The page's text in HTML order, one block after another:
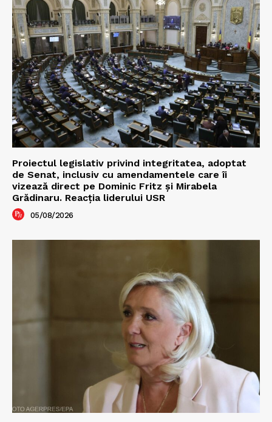
Proiectul legislativ privind integritatea, adoptat
de Senat, inclusiv cu amendamentele care îi
vizează direct pe Dominic Fritz și Mirabela
Grădinaru. Reacția liderului USR
05/08/2026